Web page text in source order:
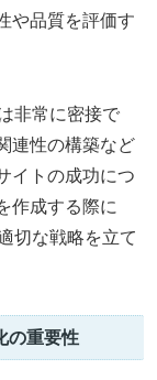
や品質を評価す
非常に密接で
連性の構築など
イトの成功につ
作成する際に
切な戦略を立て
の重要性